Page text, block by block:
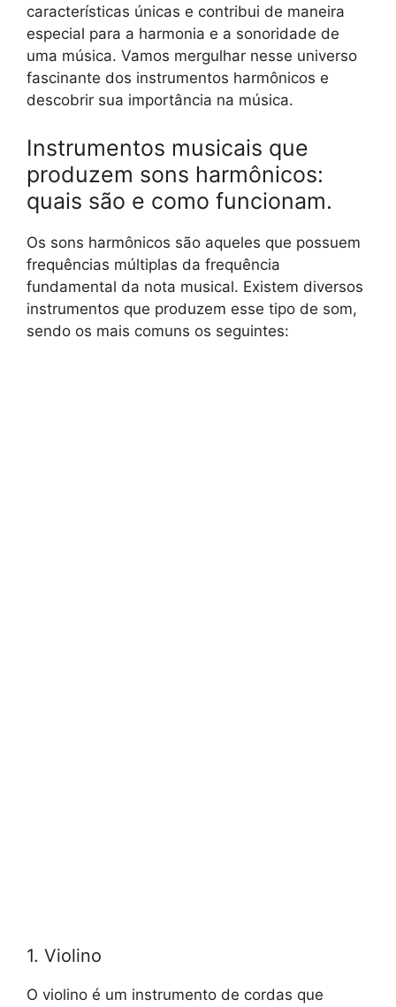
características únicas e contribui de maneira
especial para a harmonia e a sonoridade de
uma música. Vamos mergulhar nesse universo
fascinante dos instrumentos harmônicos e
descobrir sua importância na música.
Instrumentos musicais que
produzem sons harmônicos:
quais são e como funcionam.
Os sons harmônicos são aqueles que possuem
frequências múltiplas da frequência
fundamental da nota musical. Existem diversos
instrumentos que produzem esse tipo de som,
sendo os mais comuns os seguintes:
1. Violino
O violino é um instrumento de cordas que